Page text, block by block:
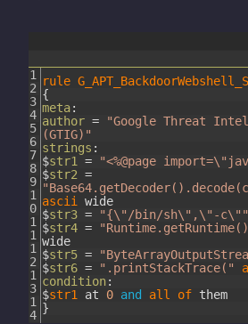
1
2
3
4
5
6
7
8
9
1
0
1
1
1
2
1
3
1
4
rule
{
meta:
author =
"Google Threat
(GTIG)"
strings :
$str1 = "<%@page
$str2 =
ascii wide
$str3 = "{\"/bin/sh\",\"-c\""
$str4 =
wide
$str5 =
$str6 = ".printStackTrace("
condition:
$str1 at 0 and all of them
}